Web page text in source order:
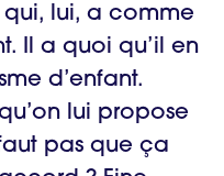
lui, a comme
Il a quoi qu’il en
d’enfant.
lui propose
pas que ça